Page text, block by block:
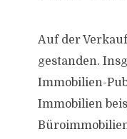
Auf der
gestanden.
Immobilien-
Immobilien